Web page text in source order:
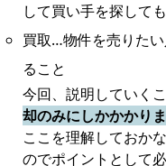
して買い手を探して
買取…物件を売りた
ること
今回、説明していく
却のみにしかかかり
ここを理解しておか
のでポイントとして